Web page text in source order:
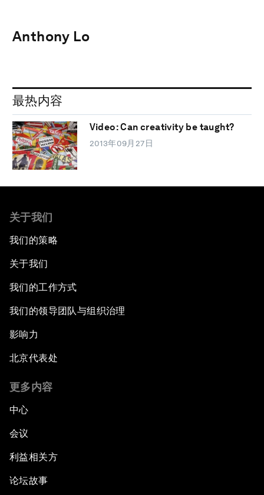
Anthony Lo
最热内容
Video: Can creativity be taught?
2013年09月27日
关于我们
我们的策略
关于我们
我们的工作方式
我们的领导团队与组织治理
影响力
北京代表处
更多内容
中心
会议
利益相关方
论坛故事